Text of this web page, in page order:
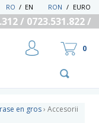
RON / EURO
EN
/
RO
/ 0723.531.822 /
0
en gros› Accesorii